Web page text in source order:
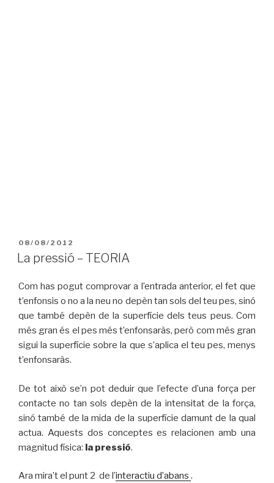
PUBLICAT
A
08/08/2012
La pressió – TEORIA
Com has pogut comprovar a l’entrada anterior, el fet que
t’enfonsis o no a la neu no depèn tan sols del teu pes, sinó
que també depèn de la superfície dels teus peus. Com
més gran és el pes més t’enfonsaràs, però com més gran
sigui la superfície sobre la que s’aplica el teu pes, menys
t’enfonsaràs.
De tot això se’n pot deduir que l’efecte d’una força per
contacte no tan sols depèn de la intensitat de la força,
sinó també de la mida de la superfície damunt de la qual
actua. Aquests dos conceptes es relacionen amb una
magnitud física: la pressió.
Ara mira’t el punt 2 de l’interactiu d’abans .